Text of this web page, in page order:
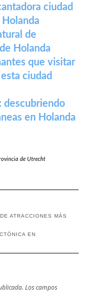
ciudad
de
Holanda
que visitar
ciudad
descubriendo
en Holanda
de Utrecht
ATRACCIONES MÁS
EN
Los campos